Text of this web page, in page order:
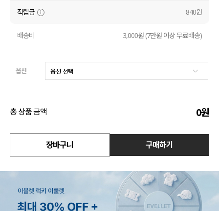
원피스
니트
적립금 840원
배송비 3,000원 (7만원 이상 무료배송)
옵션
총 상품 금액 0원
장바구니 구매하기